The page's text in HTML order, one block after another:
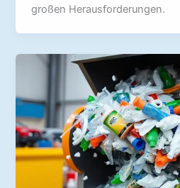
großen Herausforderungen.